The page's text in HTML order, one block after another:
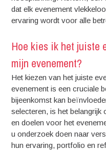
dat elk evenement
ervaring wordt voor alle
Hoe kies ik het juiste
mijn evenement?
Het kiezen van het juiste
evenement is een cruciale
bijeenkomst kan
selecteren, is het belangrijk
en doelen voor het
u onderzoek doen naar
hun ervaring, portfolio en